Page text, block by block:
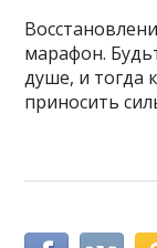
марафон.
душе, и тогда
приносить